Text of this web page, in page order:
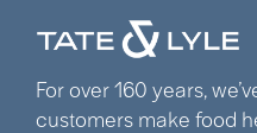
For over 160 years,
customers make food